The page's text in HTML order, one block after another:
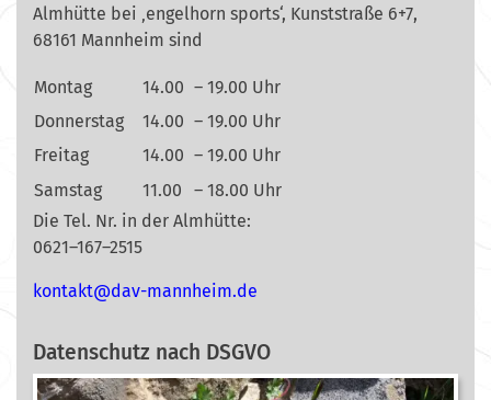
Almhütte bei ‚engelhorn sports‘, Kunststraße 6+7,
68161 Mannheim sind
Montag 14.00 – 19.00 Uhr
Donnerstag
14.00 – 19.00 Uhr
Freitag
14.00 – 19.00 Uhr
Samstag
11.00
– 18.00 Uhr
Die Tel. Nr. in der Almhütte:
0621–167–2515
ed.mi
ehnna
m-vad
@tkat
nok
Datenschutz nach DSGVO